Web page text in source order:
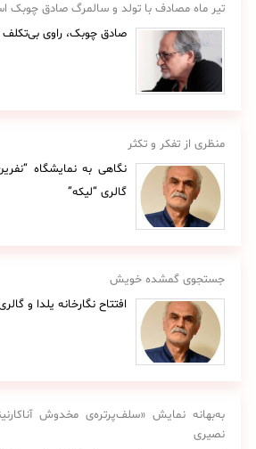
تیر ماه مصادف با تولد و سالمرگ صادق چوبک
صادق چوبک، راوی
منظری از تفکر و تکثر
نگاهی به نمایشگاه
گالری “لیکه”
جستجوی گمشده خویش
افتتاح نگارخانه یلدا و
به‌بهانه نمایش «سلف‌پرتره‌ی مخدوش
نصیری